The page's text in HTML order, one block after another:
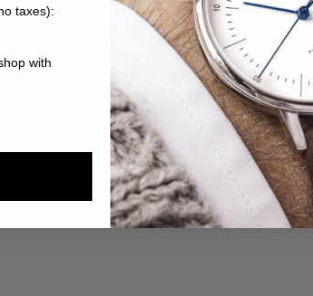
limitierte Editionen, Sales und aufregende
. Abmeldung
taxes):
with